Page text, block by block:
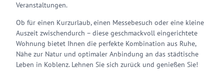
Veranstaltungen.
Ob für einen Kurzurlaub, einen Messebesuch oder eine kleine
Auszeit zwischendurch – diese geschmackvoll eingerichtete
Wohnung bietet Ihnen die perfekte Kombination aus Ruhe,
Nähe zur Natur und optimaler Anbindung an das städtische
Leben in Koblenz. Lehnen Sie sich zurück und genießen Sie!